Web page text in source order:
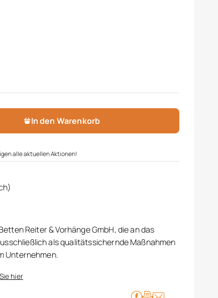
In den Warenkorb
alle aktuellen Aktionen!
Reiter & Vorhänge GmbH, die an das
als qualitätssichernde Maßnahmen
Unternehmen.
hier